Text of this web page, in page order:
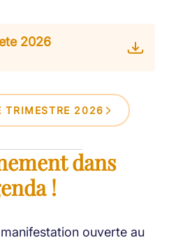
2026
TRIMESTRE 2026
dans
!
ouverte au